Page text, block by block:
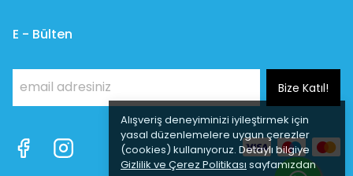
Alışveriş deneyiminizi iyileştirmek için
yasal düzenlemelere uygun çerezler
(cookies) kullanıyoruz. Detaylı bilgiye
Gizlilik ve Çerez Politikası sayfamızdan
E - Bülten
Bize Katıl!